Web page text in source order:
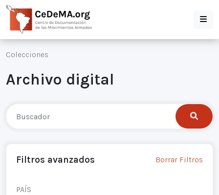
Colecciones
Archivo digital
Filtros avanzados Borrar Filtros
PAÍS